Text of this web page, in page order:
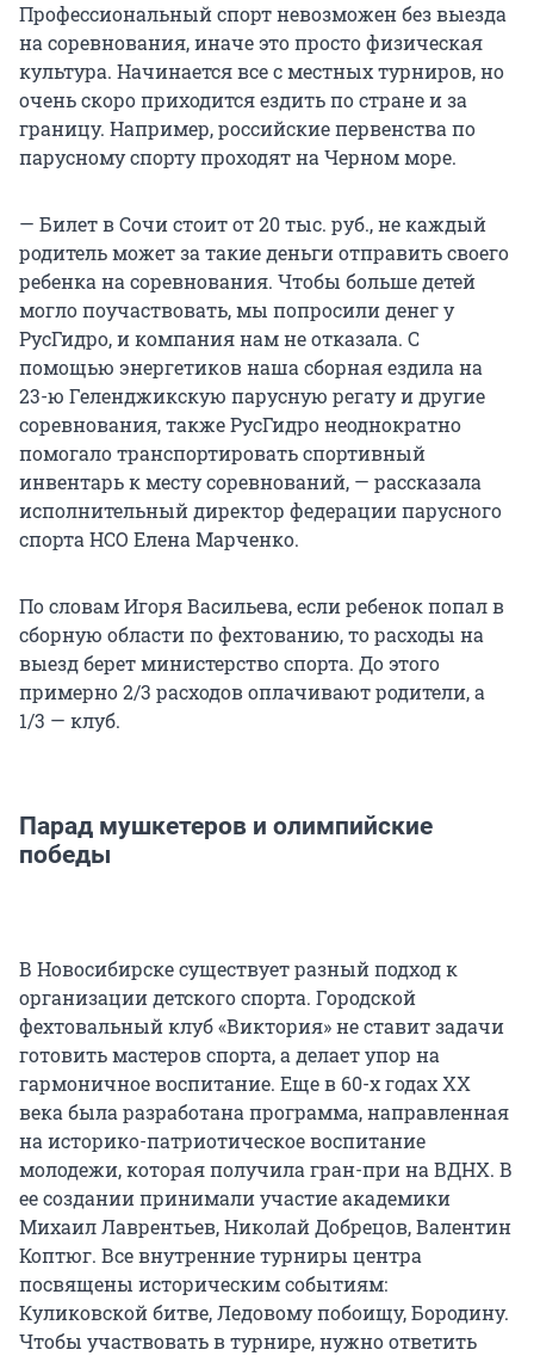
Профессиональный спорт невозможен без выезда
на соревнования, иначе это просто физическая
культура. Начинается все с местных турниров, но
очень скоро приходится ездить по стране и за
границу. Например, российские первенства по
парусному спорту проходят на Черном море.
— Билет в Сочи стоит от 20 тыс. руб., не каждый
родитель может за такие деньги отправить своего
ребенка на соревнования. Чтобы больше детей
могло поучаствовать, мы попросили денег у
РусГидро, и компания нам не отказала. С
помощью энергетиков наша сборная ездила на
23-ю Геленджикскую парусную регату и другие
соревнования, также РусГидро неоднократно
помогало транспортировать спортивный
инвентарь к месту соревнований, — рассказала
исполнительный директор федерации парусного
спорта НСО Елена Марченко.
По словам Игоря Васильева, если ребенок попал в
сборную области по фехтованию, то расходы на
выезд берет министерство спорта. До этого
примерно 2/3 расходов оплачивают родители, а
1/3 — клуб.
Парад мушкетеров и олимпийские
победы
В Новосибирске существует разный подход к
организации детского спорта. Городской
фехтовальный клуб «Виктория» не ставит задачи
готовить мастеров спорта, а делает упор на
гармоничное воспитание. Еще в 60-х годах ХХ
века была разработана программа, направленная
на историко-патриотическое воспитание
молодежи, которая получила гран-при на ВДНХ. В
ее создании принимали участие академики
Михаил Лаврентьев, Николай Добрецов, Валентин
Коптюг. Все внутренние турниры центра
посвящены историческим событиям:
Куликовской битве, Ледовому побоищу, Бородину.
Чтобы участвовать в турнире, нужно ответить